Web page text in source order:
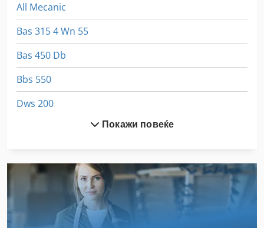
All Mecanic
Bas 315 4 Wn 55
Bas 450 Db
Bbs 550
Dws 200
Hsc 20 Linear
International 2674
Покажи повеќе